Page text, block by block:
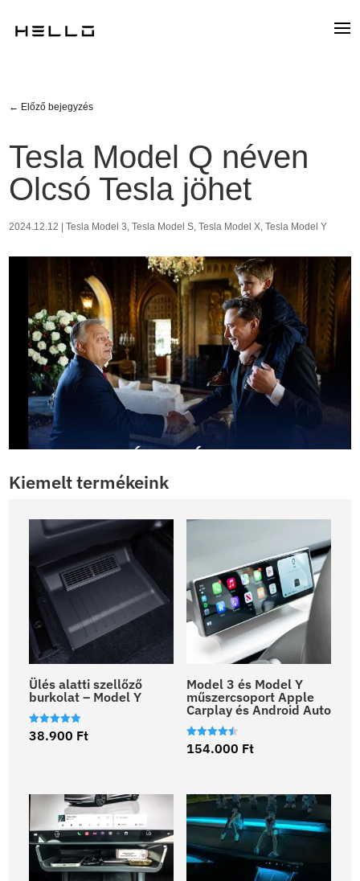
← Előző bejegyzés
Tesla Model Q néven
Olcsó Tesla jöhet
2024.12.12 |Tesla Model 3,Tesla Model S,Tesla Model X,Tesla Model Y
Kiemelt termékeink
Ülés alatti szellőző
burkolat – Model Y
Értékelés:
5.00
38.900 Ft
Model 3 és Model Y
műszercsoport Apple
Carplay és Android Auto
Értékelés:
4.50
154.000 Ft